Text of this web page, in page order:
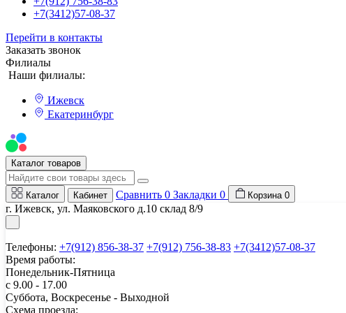
+7(3412)57-08-37
Перейти в контакты
Заказать звонок
Филиалы
Наши филиалы:
Ижевск
Екатеринбург
Каталог товаров
Каталог Кабинет Сравнить 0 Закладки 0 Корзина 0
г. Ижевск, ул. Маяковского д.10 склад 8/9
Телефоны: +7(912) 856-38-37 +7(912) 756-38-83 +7(3412)57-08-37
Время работы:
Понедельник-Пятница
с 9.00 - 17.00
Суббота, Воскресенье - Выходной
Схема проезда: